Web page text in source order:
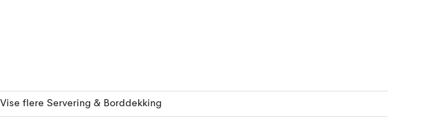
Vise flere Servering & Borddekking